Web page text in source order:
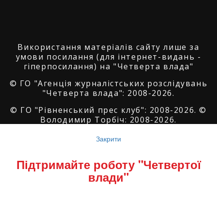
Використання матеріалів сайту лише за
умови посилання (для інтернет-видань -
гіперпосилання) на "Четверта влада"
© ГО "Агенція журналістських розслідувань
"Четверта влада": 2008-2026.
© ГО "Рівненський прес клуб": 2008-2026. ©
Володимир Торбіч: 2008-2026.
SoftGroup
Reserved
Закрити
Підтримайте роботу "Четвертої
влади"